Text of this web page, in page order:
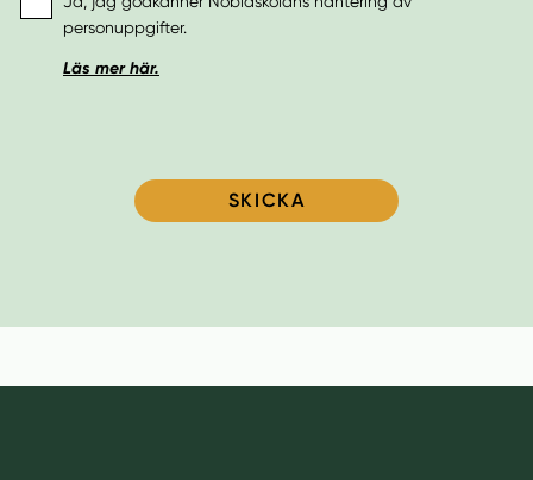
2029
Grundskola
personuppgifter.
Läs mer här.
SKICKA